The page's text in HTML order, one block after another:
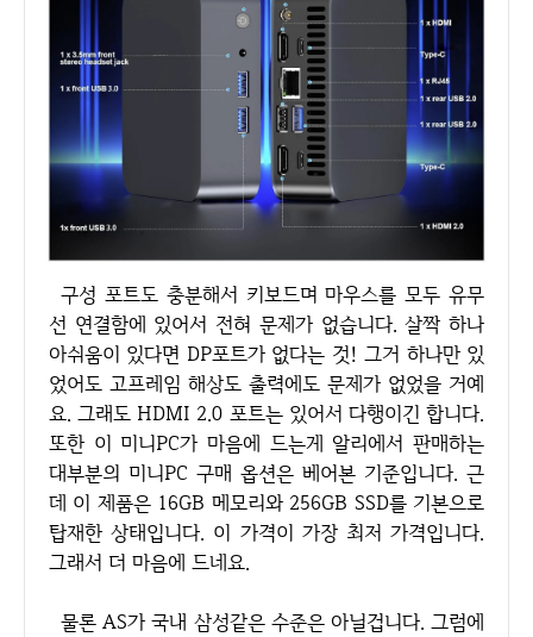
구성 포트도 충분해서 키보드며 마우스를 모두 유무
선 연결함에 있어서 전혀 문제가 없습니다. 살짝 하나
아쉬움이 있다면 DP포트가 없다는 것! 그거 하나만 있
었어도 고프레임 해상도 출력에도 문제가 없었을 거예
요. 그래도 HDMI 2.0 포트는 있어서 다행이긴 합니다.
또한 이 미니PC가 마음에 드는게 알리에서 판매하는
대부분의 미니PC 구매 옵션은 베어본 기준입니다. 근
데 이 제품은 16GB 메모리와 256GB SSD를 기본으로
탑재한 상태입니다. 이 가격이 가장 최저 가격입니다.
그래서 더 마음에 드네요.
물론 AS가 국내 삼성같은 수준은 아닐겁니다. 그럼에